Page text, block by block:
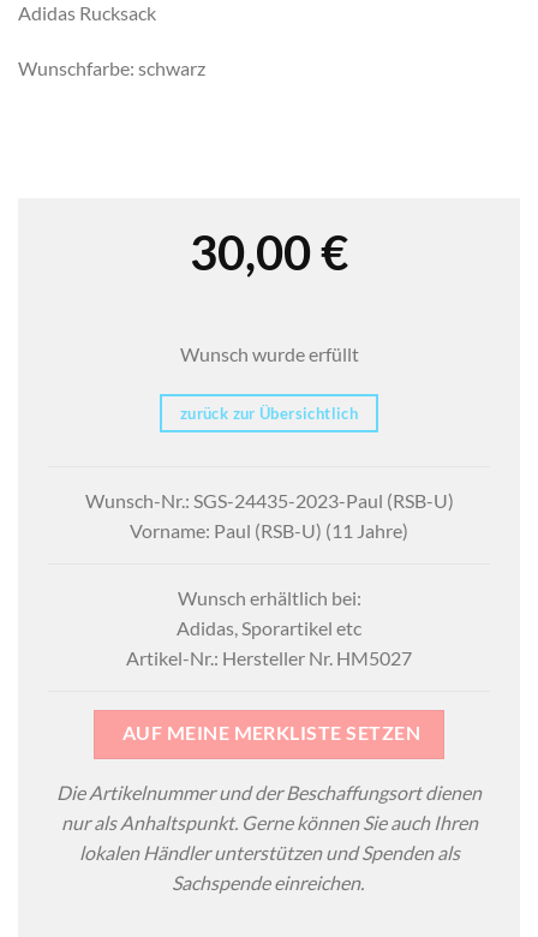
Adidas Rucksack
Wunschfarbe: schwarz
30,00€
Wunsch wurde erfüllt
zurück zur Übersichtlich
Wunsch-Nr.: SGS-24435-2023-Paul (RSB-U)
Vorname: Paul (RSB-U) (11 Jahre)
Wunsch erhältlich bei:
Adidas, Sporartikel etc
Artikel-Nr.: Hersteller Nr. HM5027
AUF MEINE MERKLISTE SETZEN
Die Artikelnummer und der Beschaffungsort dienen
nur als Anhaltspunkt. Gerne können Sie auch Ihren
lokalen Händler unterstützen und Spenden als
Sachspende einreichen.